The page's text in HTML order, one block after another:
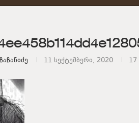
11 სექტემბერი, 2020 17